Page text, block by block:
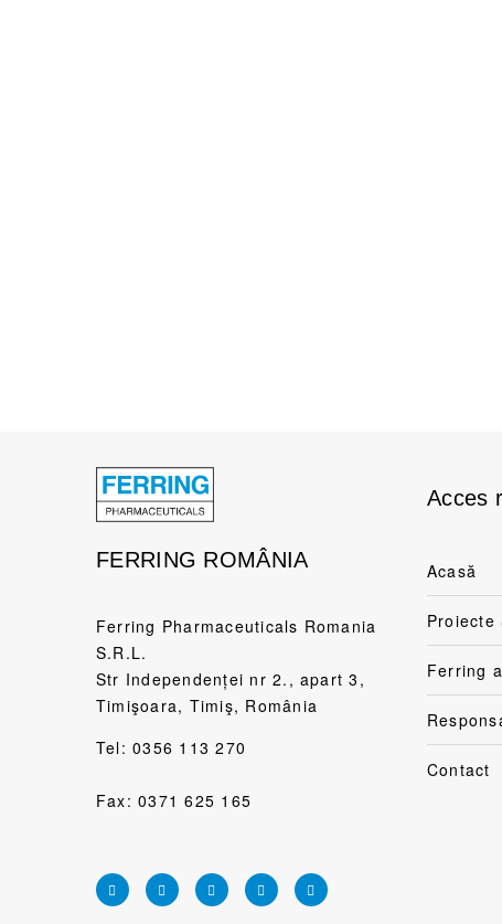
FERRING ROMÂNIA
Ferring Pharmaceuticals Romania
S.R.L.
Str Independenței nr 2., apart 3,
Timişoara, Timiş, România
Tel:0356 113 270
Fax: 0371 625 165
Acces
Acasă
Proiecte
Ferring
Contact